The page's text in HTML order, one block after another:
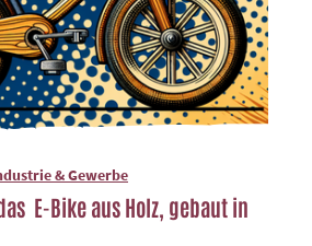
& Gewerbe
E-Bike aus Holz, gebaut in